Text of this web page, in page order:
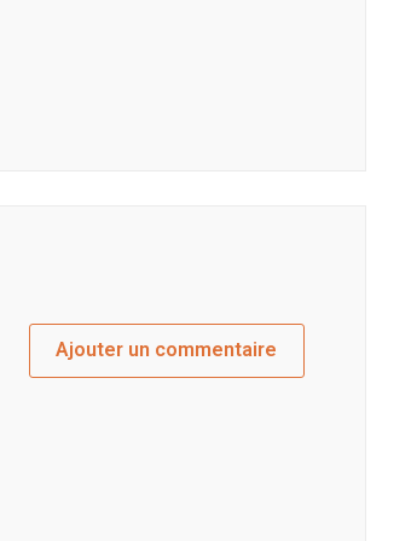
Ajouter un commentaire